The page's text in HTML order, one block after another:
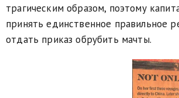
трагическим образом, поэтому
принять единственное правильное
отдать приказ обрубить мачты.